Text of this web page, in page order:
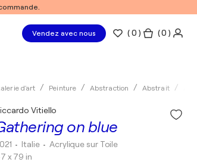
Vendez avec nous (0 ) ( 0 )
d'art Peinture Abstraction Abstrait
on blue
Vitiello
• Italie •Acrylique sur Toile
x 79 in